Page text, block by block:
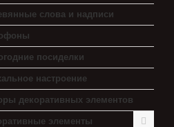
слова и надписи
посиделки
настроение
декоративных элементов
элементы